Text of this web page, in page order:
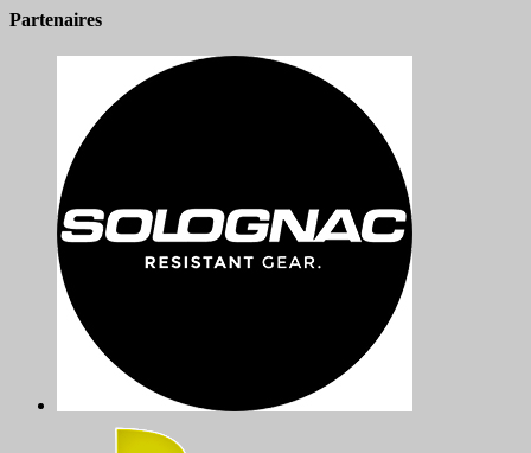
Partenaires